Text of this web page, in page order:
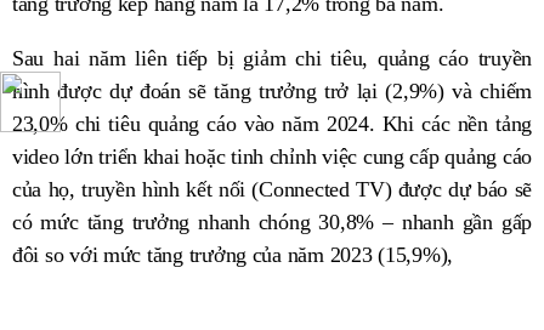
Sau hai năm liên tiếp bị giảm chi tiêu, quảng cáo truyền
hình được dự đoán sẽ tăng trưởng trở lại (2,9%) và chiếm
23,0% chi tiêu quảng cáo vào năm 2024. Khi các nền tảng
video lớn triển khai hoặc tinh chỉnh việc cung cấp quảng cáo
của họ, truyền hình kết nối (Connected TV) được dự báo sẽ
có mức tăng trưởng nhanh chóng 30,8% – nhanh gần gấp
đôi so với mức tăng trưởng của năm 2023 (15,9%),